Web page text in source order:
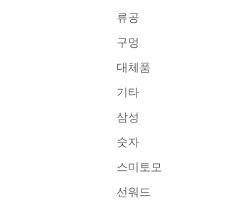
류공
구멍
대체품
기타
삼성
숫자
스미토모
선워드